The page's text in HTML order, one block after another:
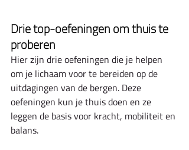
Drie top-oefeningen om thuis te
proberen
Hier zijn drie oefeningen die je helpen
om je lichaam voor te bereiden op de
uitdagingen van de bergen. Deze
oefeningen kun je thuis doen en ze
leggen de basis voor kracht, mobiliteit en
balans.